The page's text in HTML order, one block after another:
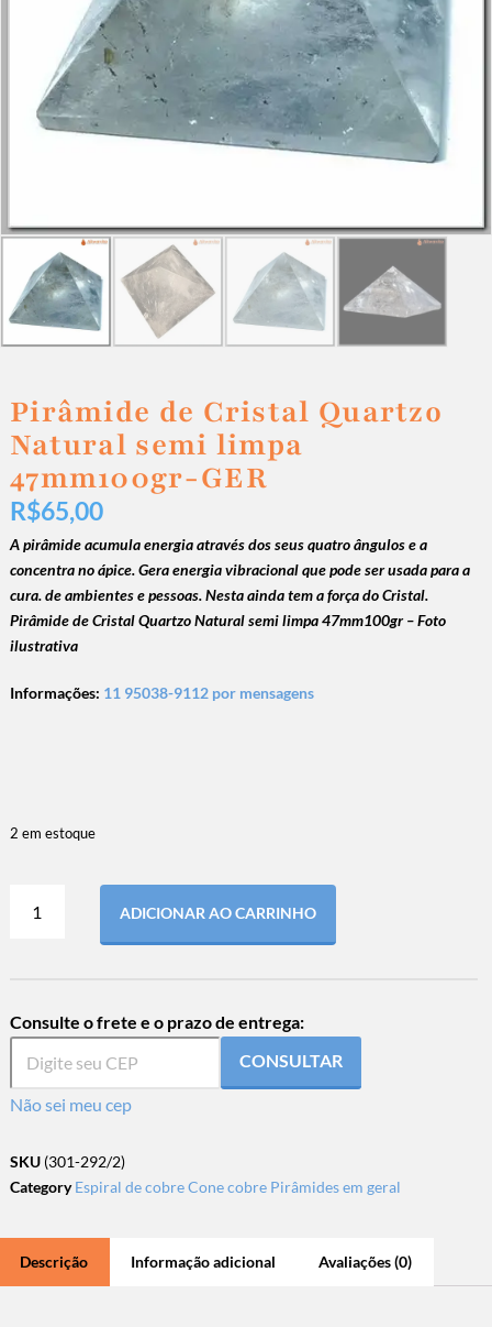
Pirâmide de Cristal Quartzo
Natural semi limpa
47mm100gr-GER
R$65,00
A pirâmide acumula energia através dos seus quatro ângulos e a
concentra no ápice. Gera energia vibracional que pode ser usada para a
cura. de ambientes e pessoas. Nesta ainda tem a força do Cristal.
Pirâmide de Cristal Quartzo Natural semi limpa 47mm100gr – Foto
ilustrativa
Informações: 11 95038-9112 por mensagens
2 em estoque
ADICIONAR AO CARRINHO
Consulte o frete e o prazo de entrega:
CONSULTAR
Não sei meu cep
SKU (301-292/2)
Category Espiral de cobre Cone cobre Pirâmides em geral
Descrição Informação adicional Avaliações (0)